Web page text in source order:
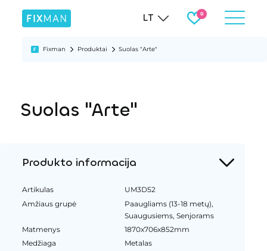
LT
Fixman Produktai Suolas "Arte"
Suolas "Arte"
Produkto informacija
Artikulas
UM3D52
Amžiaus grupė
Paaugliams (13-18 metų),
Suaugusiems, Senjorams
Matmenys
1870x706x852mm
Medžiaga
Metalas